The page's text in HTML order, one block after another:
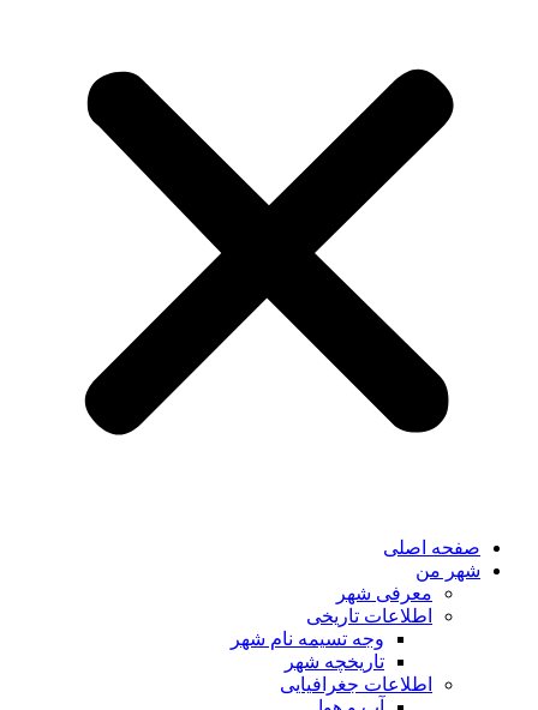
صفحه اصلی
شهر من
معرفی شهر
اطلاعات تاریخی
وجه تسیمه نام شهر
تاریخچه شهر
اطلاعات جغرافیایی